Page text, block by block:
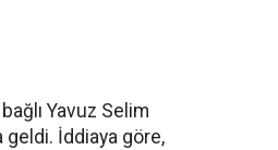
Yavuz Selim
geldi. İddiaya göre,